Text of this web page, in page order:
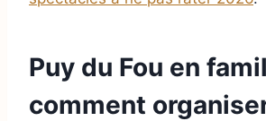
Puy du Fou en
comment